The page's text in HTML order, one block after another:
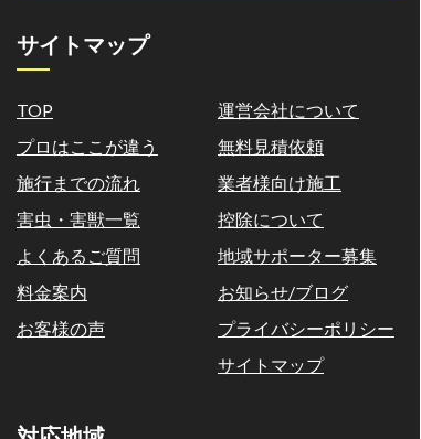
サイトマップ
TOP
プロはここが違う
施行までの流れ
害虫・害獣一覧
よくあるご質問
料金案内
お客様の声
運営会社について
無料見積依頼
業者様向け施工
控除について
地域サポーター募集
お知らせ/ブログ
プライバシーポリシー
サイトマップ